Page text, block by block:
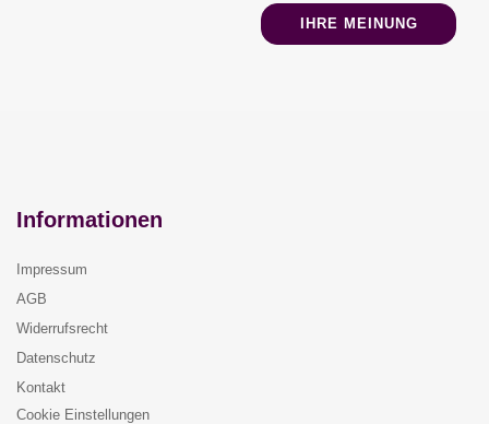
IHRE MEINUNG
Informationen
Impressum
AGB
Widerrufsrecht
Datenschutz
Kontakt
Cookie Einstellungen